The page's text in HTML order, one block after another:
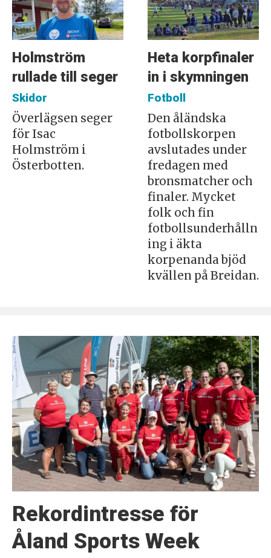
Holmström
rullade till seger
Skidor
Överlägsen seger
för Isac
Holmström i
Österbotten.
Heta korpfinaler
in i skymningen
Fotboll
Den åländska
fotbollskorpen
avslutades under
fredagen med
bronsmatcher och
finaler. Mycket
folk och fin
fotbollsunderhålln
ing i äkta
korpenanda bjöd
kvällen på Breidan.
Rekordintresse för
Åland Sports Week